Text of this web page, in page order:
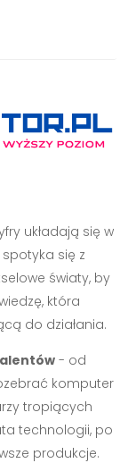
układają się w
się z
światy, by
która
do działania.
- od
komputer
tropiących
technologii, po
produkcje.